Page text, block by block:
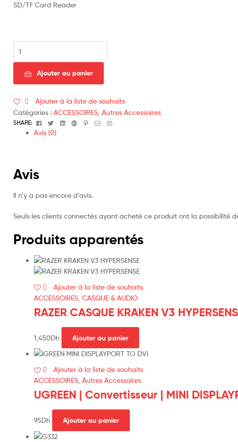
SD/TF Card Reader
Ajouter au panier
Ajouter à la liste de souhaits
Catégories : ACCESSOIRES Autres Accessoires
SHARE: FacebookTwitterLinkedinGoogle+Pinterest
EmailInstagram
Avis (0)
Avis
Il n’y a pas encore d’avis.
Seuls les clients connectés ayant acheté ce produit ont la possibilité
Produits apparentés
Ajouter à la liste de souhaits
ACCESSOIRES CASQUE & AUDIO
RAZER CASQUE KRAKEN V3
1,450Dh Ajouter au panier
Ajouter à la liste de souhaits
ACCESSOIRES Autres Accessoires
UGREEN | Convertisseur | MINI
95Dh Ajouter au panier